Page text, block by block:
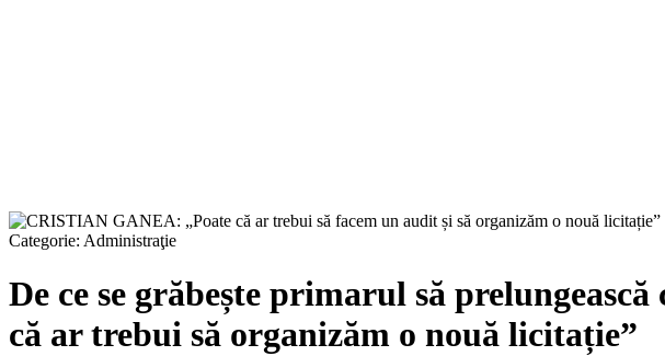
Categorie: Administraţie
De ce se grăbește primarul să
că ar trebui să organizăm o nouă licitație”